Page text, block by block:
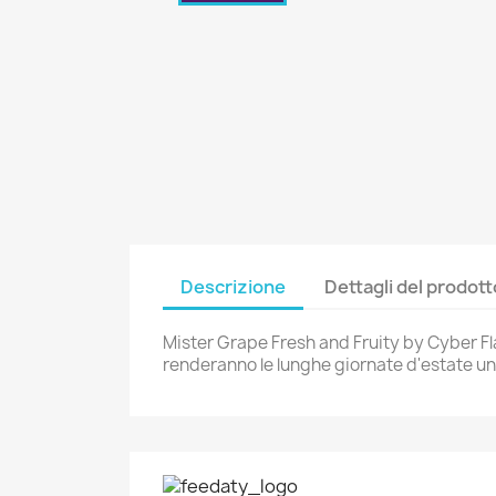
Descrizione Dettagli del
Mister Grape Fresh and Fruity by Cyber
renderanno le lunghe giornate d'estate